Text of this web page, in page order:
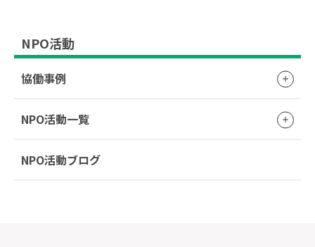
NPO活動
協働事例
NPO活動一覧
NPO活動ブログ